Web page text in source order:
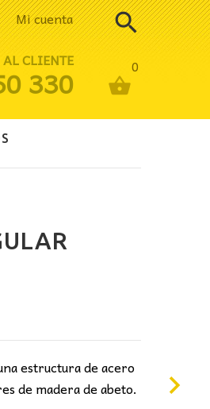
Mi cuenta
0
CLIENTE
330
estructura de acero
de madera de abeto.